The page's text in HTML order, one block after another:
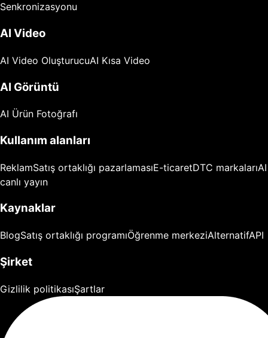
Senkronizasyonu
AI Video
AI Video OluşturucuAI Kısa Video
AI Görüntü
AI Ürün Fotoğrafı
Kullanım alanları
ReklamSatış ortaklığı pazarlamasıE-ticaretDTC markalarıAI
canlı yayın
Kaynaklar
BlogSatış ortaklığı programıÖğrenme merkeziAlternatifAPI
Şirket
Gizlilik politikasıŞartlar